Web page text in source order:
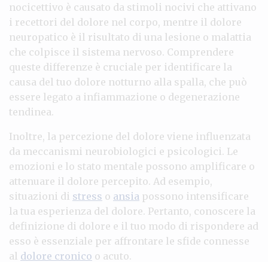
nocicettivo è causato da stimoli nocivi che attivano
i recettori del dolore nel corpo, mentre il dolore
neuropatico è il risultato di una lesione o malattia
che colpisce il sistema nervoso. Comprendere
queste differenze è cruciale per identificare la
causa del tuo dolore notturno alla spalla, che può
essere legato a infiammazione o degenerazione
tendinea.
Inoltre, la percezione del dolore viene influenzata
da meccanismi neurobiologici e psicologici. Le
emozioni e lo stato mentale possono amplificare o
attenuare il dolore percepito. Ad esempio,
situazioni di stress o ansia possono intensificare
la tua esperienza del dolore. Pertanto, conoscere la
definizione di dolore e il tuo modo di rispondere ad
esso è essenziale per affrontare le sfide connesse
al dolore cronico o acuto.